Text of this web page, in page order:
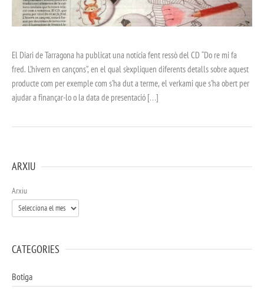
El Diari de Tarragona ha publicat una notícia fent ressò del CD “Do re mi fa
fred. L’hivern en cançons”, en el qual s’expliquen diferents detalls sobre aquest
producte com per exemple com s’ha dut a terme, el verkami que s’ha obert per
ajudar a finançar-lo o la data de presentació […]
ARXIU
Arxiu
CATEGORIES
Botiga